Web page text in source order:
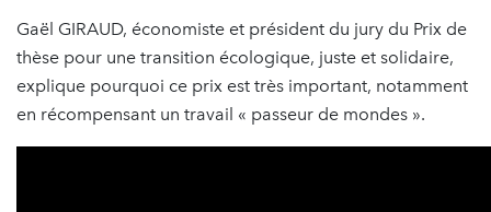
Gaël GIRAUD, économiste et président du jury du Prix de
thèse pour une transition écologique, juste et solidaire,
explique pourquoi ce prix est très important, notamment
en récompensant un travail « passeur de mondes ».